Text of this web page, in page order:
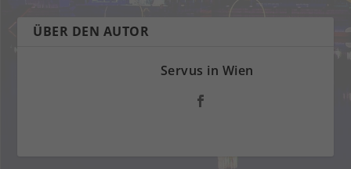
ÜBER DEN AUTOR
Servus in Wien